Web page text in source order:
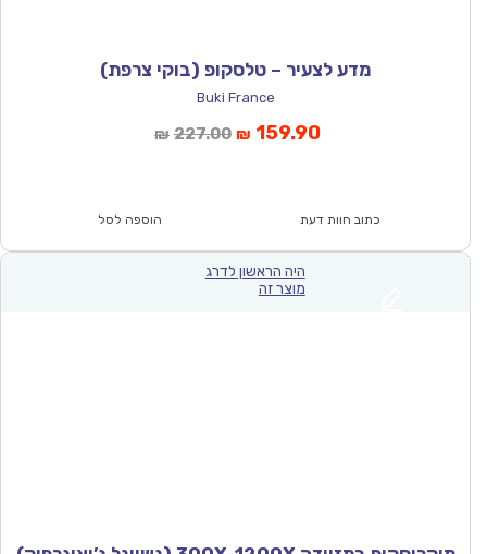
מדע לצעיר – טלסקופ (בוקי צרפת)
Buki France
₪ 227.00המחיר
₪227.00.
₪ 159.90המחיר
כתוב חוות דעת הוספה לסל
היה הראשון לדרג
מוצר זה